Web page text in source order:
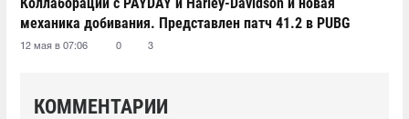
механика добивания. Представлен патч 41.2 в PUBG
12 мая в 07:06 0 3
КОММЕНТАРИИ